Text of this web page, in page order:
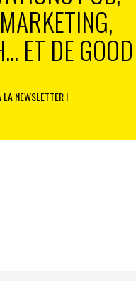
ET DE GOOD
NEWSLETTER !